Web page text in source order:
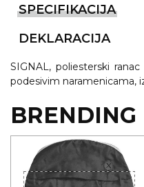
ŠIBICA
HYGIENIC
OKOVRATNE ID
PRIBOR ZA
NARUKVICE ZA
DOGAĐAJE
SPECIFIKACIJA
DEKLARACIJA
SIGNAL, poliesterski
podesivim naramenicama,
BRENDING